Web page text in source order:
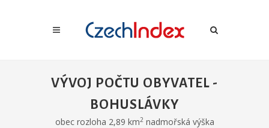
VÝVOJ POČTU OBYVATEL -
BOHUSLÁVKY
obec rozloha 2,89 km2nadmořská výška